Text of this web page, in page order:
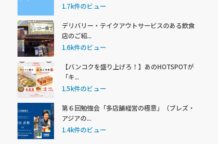
1.7k件のビュー
デリバリー・テイクアウトサービスのある飲食
店のご紹...
1.6k件のビュー
【バンコクを盛り上げろ！】あのHOTSPOTが
「キ...
1.5k件のビュー
第６回勉強会「多店舗経営の極意」（ブレズ・
アジアの...
1.4k件のビュー